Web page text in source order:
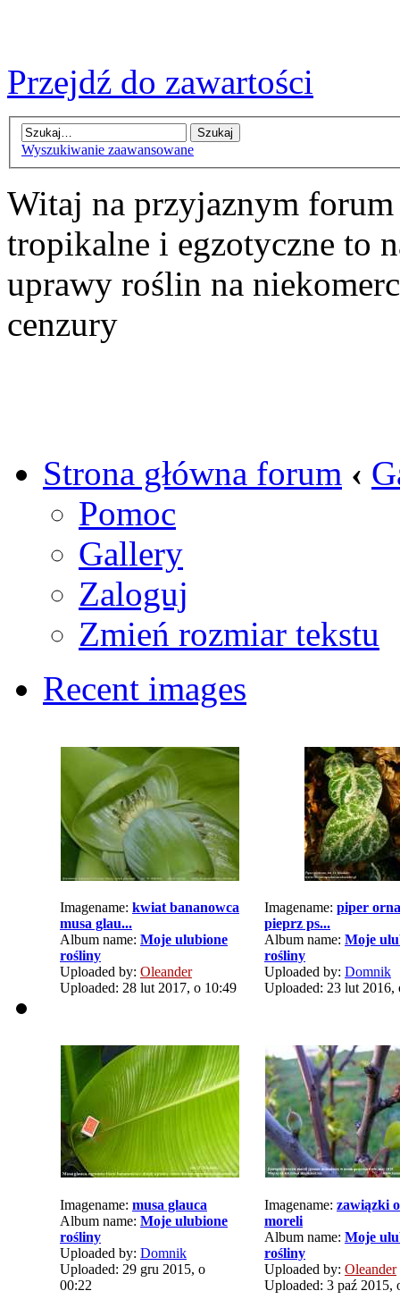
Przejdź do zawartości
Wyszukiwanie zaawansowane
Witaj na przyjaznym
tropikalne i egzotyczne to
uprawy roślin na
cenzury
Strona główna forum ‹
Pomoc
Gallery
Zaloguj
Zmień rozmiar tekstu
Recent images
Imagename: kwiat bananowca
musa glau...
Album name: Moje ulubione
rośliny
Uploaded by: Oleander
Uploaded: 28 lut 2017, o 10:49
Imagename: piper
pieprz ps...
Album name: Moje
rośliny
Uploaded by: Domnik
Uploaded: 23 lut 2016,
Imagename: musa glauca
Album name: Moje ulubione
rośliny
Uploaded by: Domnik
Uploaded: 29 gru 2015, o
00:22
Imagename: zawiązki
moreli
Album name: Moje
rośliny
Uploaded by: Oleander
Uploaded: 3 paź 2015,